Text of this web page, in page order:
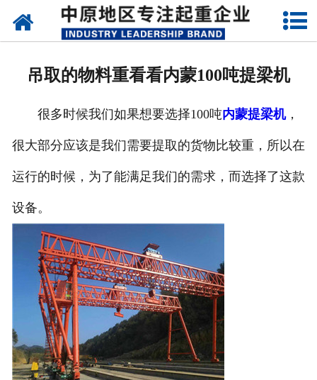
网站首页
联系我们
吊取的物料重看看内蒙100吨提梁机
很多时候我们如果想要选择100吨内蒙提梁机，
很大部分应该是我们需要提取的货物比较重，所以在
运行的时候，为了能满足我们的需求，而选择了这款
设备。